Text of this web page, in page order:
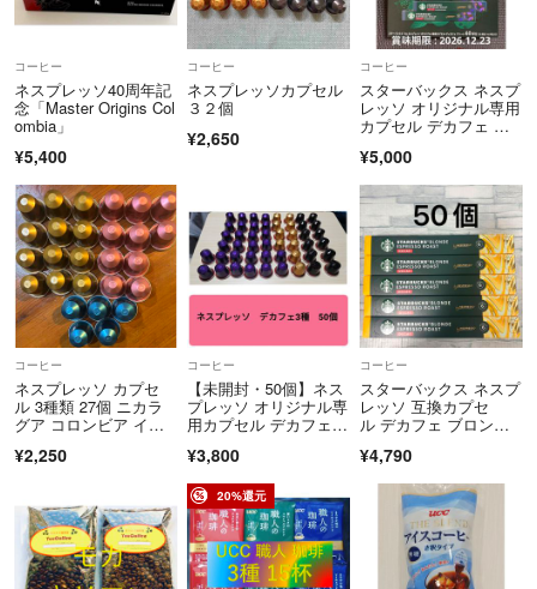
コーヒー
ネスプレッソ40周年記
念「Master Origins Col
ombia」
¥5,400
コーヒー
ネスプレッソカプセル
３２個
¥2,650
コーヒー
スターバックス ネスプ
レッソ オリジナル専用
カプセル デカフェ ア
6本入り)
¥5,000
コーヒー
ネスプレッソ カプセ
ル 3種類 27個 ニカラ
グア コロンビア イン
¥2,250
コーヒー
【未開封・50個】ネス
プレッソ オリジナル専
用カプセル デカフェ 3
¥3,800
コーヒー
スターバックス ネスプ
レッソ 互換カプセ
ル デカフェ ブロン
スト 50個
¥4,790
20%還元